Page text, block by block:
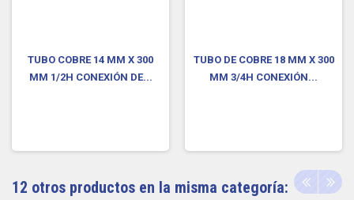
TUBO COBRE 14 MM X 300
MM 1/2H CONEXIÓN DE...
TUBO DE COBRE 18 MM X 300
MM 3/4H CONEXIÓN...
12 otros productos en la misma categoría: